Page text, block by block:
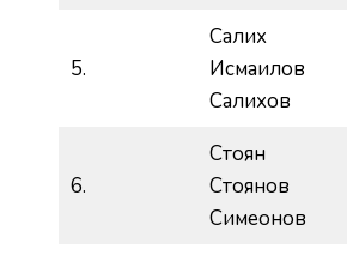
5.
Салих
Исмаилов
Салихов
6.
Стоян
Стоянов
Симеонов